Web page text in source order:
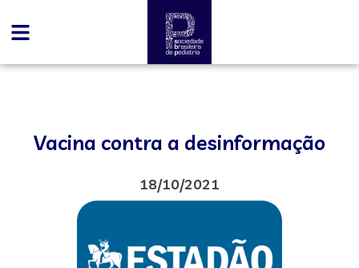
Vacina contra a desinformação
18/10/2021